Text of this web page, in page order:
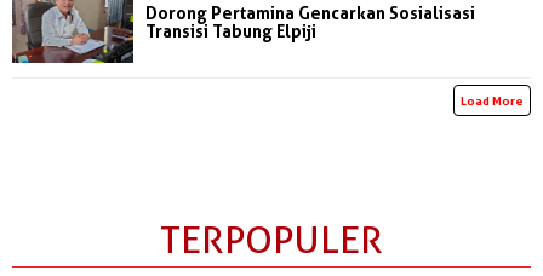
Dorong Pertamina Gencarkan Sosialisasi
Transisi Tabung Elpiji
Load More
TERPOPULER